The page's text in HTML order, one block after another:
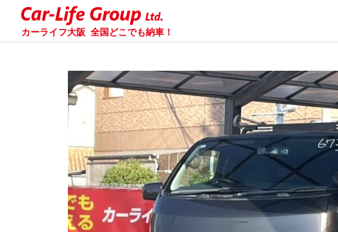
カーライフ大阪 全国どこでも納車！